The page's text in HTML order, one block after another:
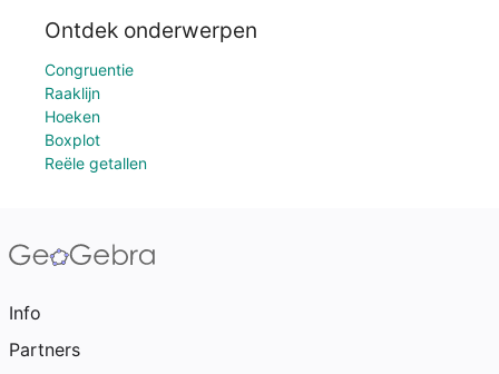
Ontdek onderwerpen
Congruentie
Raaklijn
Hoeken
Boxplot
Reële getallen
Info
Partners